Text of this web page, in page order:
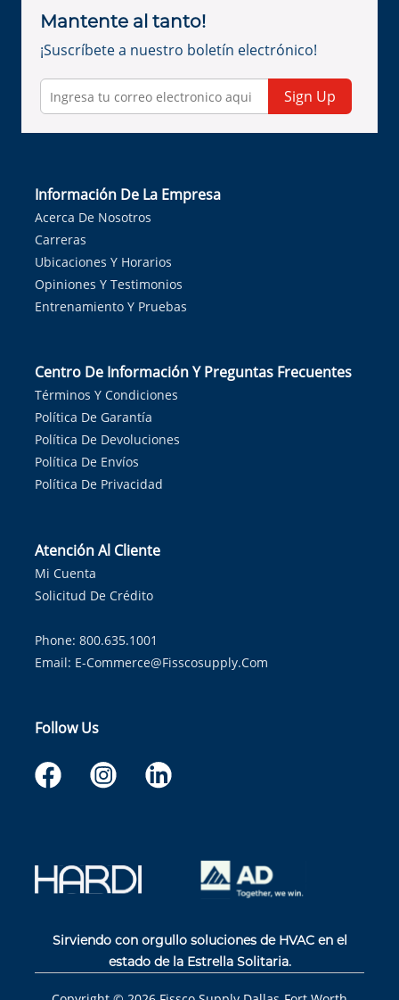
Mantente al tanto!
¡Suscríbete a nuestro boletín electrónico!
Sign Up
Información De La Empresa
Acerca De Nosotros
Carreras
Ubicaciones Y Horarios
Opiniones Y Testimonios
Entrenamiento Y Pruebas
Centro De Información Y Preguntas Frecuentes
Términos Y Condiciones
Política De Garantía
Política De Devoluciones
Política De Envíos
Política De Privacidad
Atención Al Cliente
Mi Cuenta
Solicitud De Crédito
Phone: 800.635.1001
Email: E-Commerce@fisscosupply.com
Follow Us
Sirviendo con orgullo soluciones de HVAC en el
estado de la Estrella Solitaria.